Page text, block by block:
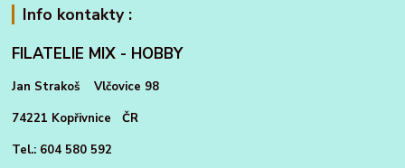
Info kontakty :
FILATELIE MIX - HOBBY
Jan Strakoš Vlčovice 98
74221 Kopřivnice ČR
Tel.: 604 580 592